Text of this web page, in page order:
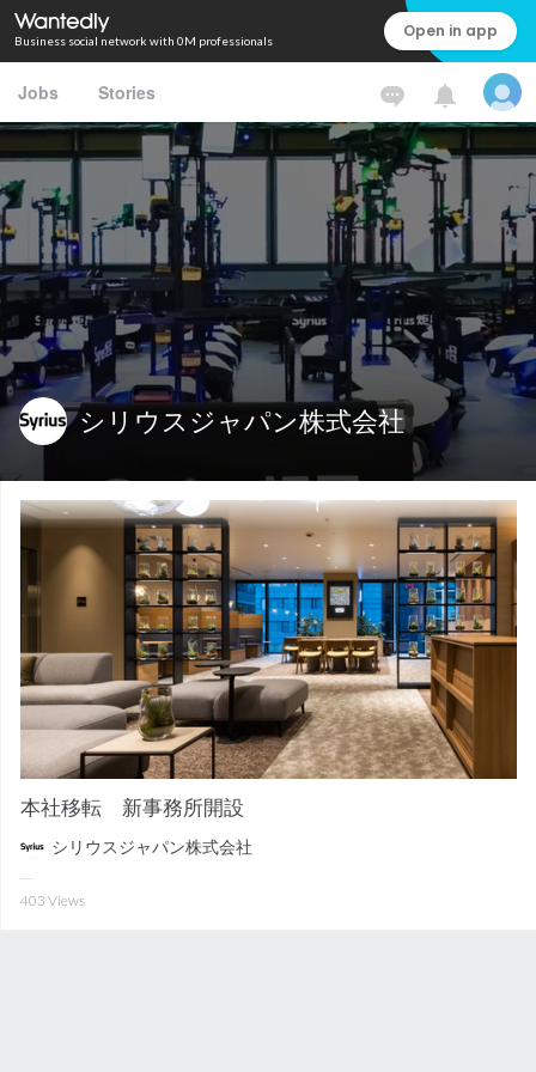
Business social network with 0M professionals Open in app
Jobs Stories
シリウスジャパン株式会社
本社移転 新事務所開設
シリウスジャパン株式会社
403 Views